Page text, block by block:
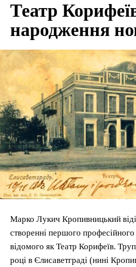
Театр
народження
Марко Лукич Кропивницький
створенні першого професійного
відомого як Театр Корифеїв.
році в Єлисаветграді (нині